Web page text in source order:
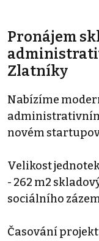
Pronájem
Zlatníky
Nabízíme
novém
Velikost
- 262 m2
sociálního
Časování